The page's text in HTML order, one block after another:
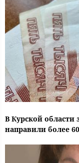
В Курской области
направили более